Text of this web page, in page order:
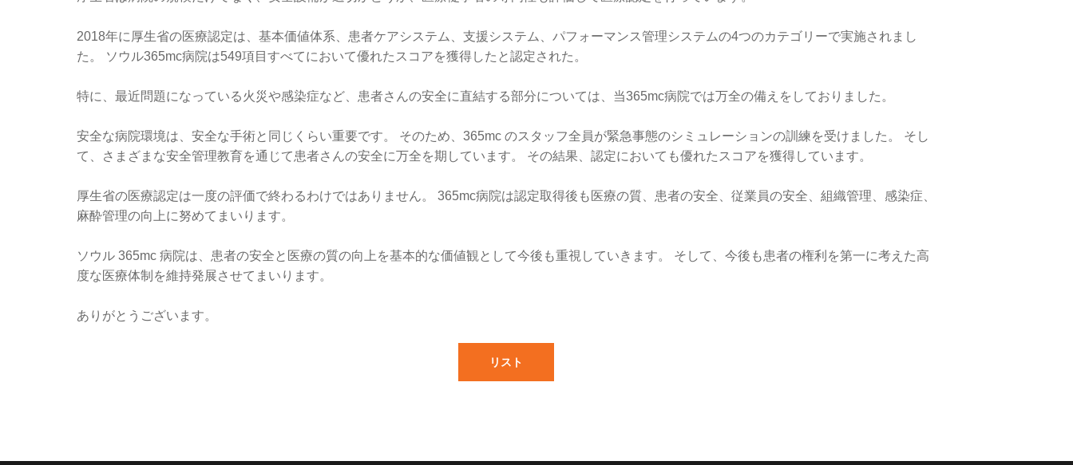
2018年に厚生省の医療認定は、基本価値体系、患者ケアシステム、支援システム、パフォーマンス管理システムの4つのカテゴリーで実施されまし
た。 ソウル365mc病院は549項目すべてにおいて優れたスコアを獲得したと認定された。
特に、最近問題になっている火災や感染症など、患者さんの安全に直結する部分については、当365mc病院では万全の備えをしておりました。
安全な病院環境は、安全な手術と同じくらい重要です。 そのため、365mc のスタッフ全員が緊急事態のシミュレーションの訓練を受けました。 そし
て、さまざまな安全管理教育を通じて患者さんの安全に万全を期しています。 その結果、認定においても優れたスコアを獲得しています。
厚生省の医療認定は一度の評価で終わるわけではありません。 365mc病院は認定取得後も医療の質、患者の安全、従業員の安全、組織管理、感染症、
麻酔管理の向上に努めてまいります。
ソウル 365mc 病院は、患者の安全と医療の質の向上を基本的な価値観として今後も重視していきます。 そして、今後も患者の権利を第一に考えた高
度な医療体制を維持発展させてまいります。
ありがとうございます。
リスト